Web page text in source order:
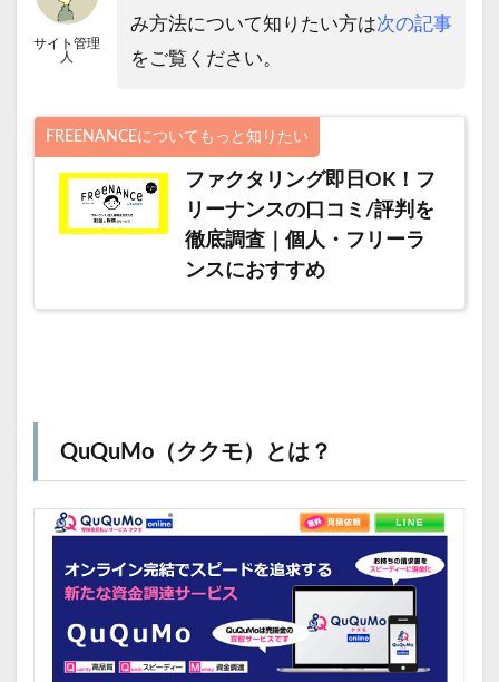
サイト管理
人
み方法について知りたい方は次の記事
をご覧ください。
FREENANCEについてもっと知りたい
ファクタリング即日OK！フ
リーナンスの口コミ/評判を
徹底調査｜個人・フリーラ
ンスにおすすめ
QuQuMo（ククモ）とは？